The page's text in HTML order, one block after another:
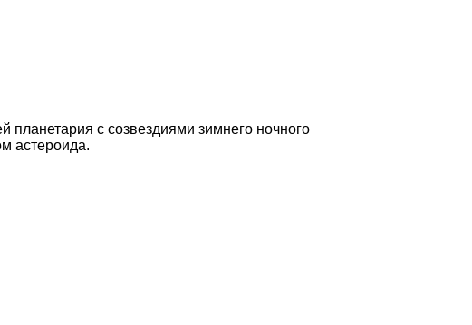
с созвездиями зимнего ночного
астероида.